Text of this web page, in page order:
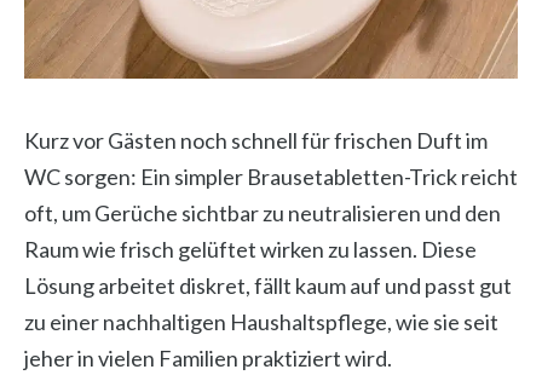
Kurz vor Gästen noch schnell für frischen Duft im
WC sorgen: Ein simpler Brausetabletten-Trick reicht
oft, um Gerüche sichtbar zu neutralisieren und den
Raum wie frisch gelüftet wirken zu lassen. Diese
Lösung arbeitet diskret, fällt kaum auf und passt gut
zu einer nachhaltigen Haushaltspflege, wie sie seit
jeher in vielen Familien praktiziert wird.